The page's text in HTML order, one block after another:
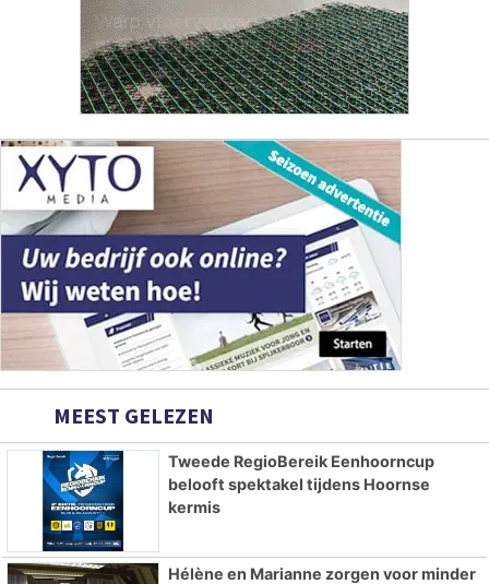
MEEST GELEZEN
Tweede RegioBereik Eenhoorncup
belooft spektakel tijdens Hoornse
kermis
Hélène en Marianne zorgen voor minder